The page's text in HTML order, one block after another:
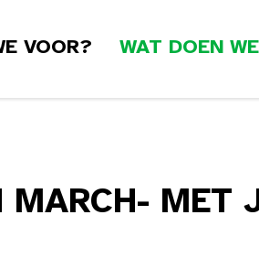
VOOR? WAT DOEN
MET